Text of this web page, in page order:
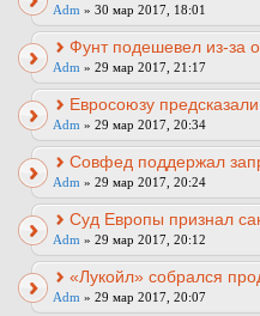
Adm » 30 мар 2017, 18:01
Фунт подешевел из-за
Adm » 29 мар 2017, 21:17
Евросоюзу
Adm » 29 мар 2017, 20:34
Совфед поддержал
Adm » 29 мар 2017, 20:24
Суд Европы признал
Adm » 29 мар 2017, 20:12
«Лукойл» собрался
Adm » 29 мар 2017, 20:07